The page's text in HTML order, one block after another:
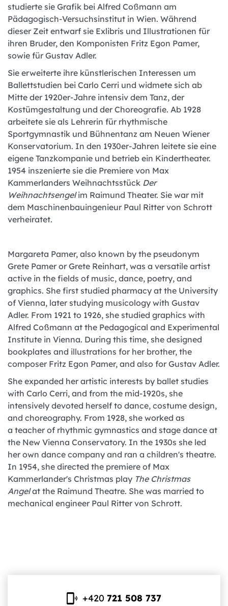
studierte sie Grafik bei Alfred Coßmann am
Pädagogisch-Versuchsinstitut in Wien. Während
dieser Zeit entwarf sie Exlibris und Illustrationen für
ihren Bruder, den Komponisten Fritz Egon Pamer,
sowie für Gustav Adler.
Sie erweiterte ihre künstlerischen Interessen um
Ballettstudien bei Carlo Cerri und widmete sich ab
Mitte der 1920er-Jahre intensiv dem Tanz, der
Kostümgestaltung und der Choreografie. Ab 1928
arbeitete sie als Lehrerin für rhythmische
Sportgymnastik und Bühnentanz am Neuen Wiener
Konservatorium. In den 1930er-Jahren leitete sie eine
eigene Tanzkompanie und betrieb ein Kindertheater.
1954 inszenierte sie die Premiere von Max
Kammerlanders Weihnachtsstück Der
Weihnachtsengelim Raimund Theater. Sie war mit
dem Maschinenbauingenieur Paul Ritter von Schrott
verheiratet.
Margareta Pamer, also known by the pseudonym
Grete Pamer or Grete Reinhart, was a versatile artist
active in the fields of music, dance, poetry, and
graphics. She first studied pharmacy at the University
of Vienna, later studying musicology with Gustav
Adler. From 1921 to 1926, she studied graphics with
Alfred Coßmann at the Pedagogical and Experimental
Institute in Vienna. During this time, she designed
bookplates and illustrations for her brother, the
composer Fritz Egon Pamer, and also for Gustav Adler.
She expanded her artistic interests by ballet studies
with Carlo Cerri, and from the mid-1920s, she
intensively devoted herself to dance, costume design,
and choreography. From 1928, she worked as
a teacher of rhythmic gymnastics and stage dance at
the New Vienna Conservatory. In the 1930s she led
her own dance company and ran a children's theatre.
In 1954, she directed the premiere of Max
Kammerlander's Christmas play The Christmas
Angelat the Raimund Theatre. She was married to
mechanical engineer Paul Ritter von Schrott.
+420721 508 737